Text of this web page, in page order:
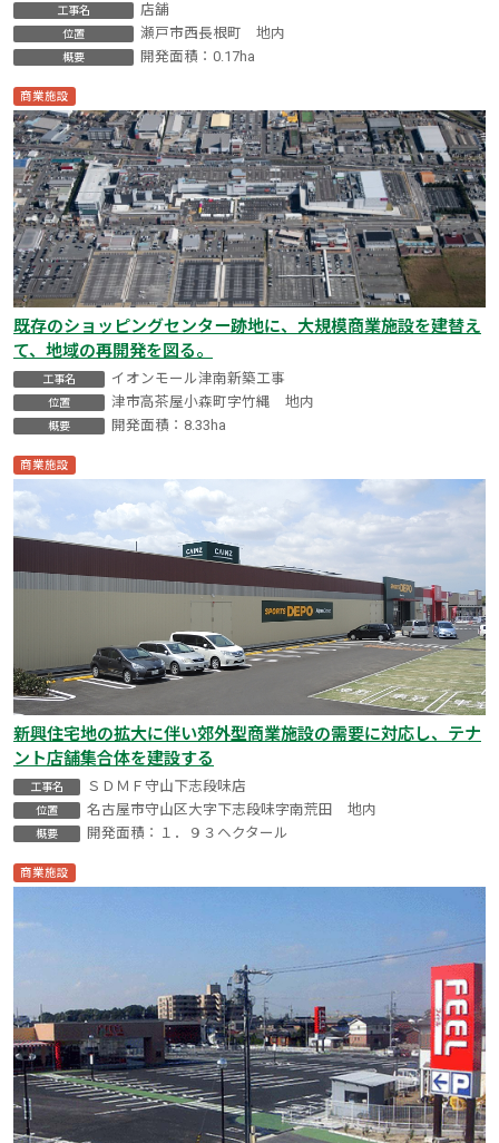
工事名 店舗
位置 瀬戸市西長根町 地内
概要 開発面積：0.17ha
商業施設
既存のショッピングセンター跡地に、大規模商業施設を建替え
て、地域の再開発を図る。
工事名 イオンモール津南新築工事
位置 津市高茶屋小森町字竹縄 地内
概要 開発面積：8.33ha
商業施設
新興住宅地の拡大に伴い郊外型商業施設の需要に対応し、テナ
ント店舗集合体を建設する
工事名 ＳＤＭＦ守山下志段味店
位置 名古屋市守山区大字下志段味字南荒田 地内
概要 開発面積：１．９３ヘクタール
商業施設